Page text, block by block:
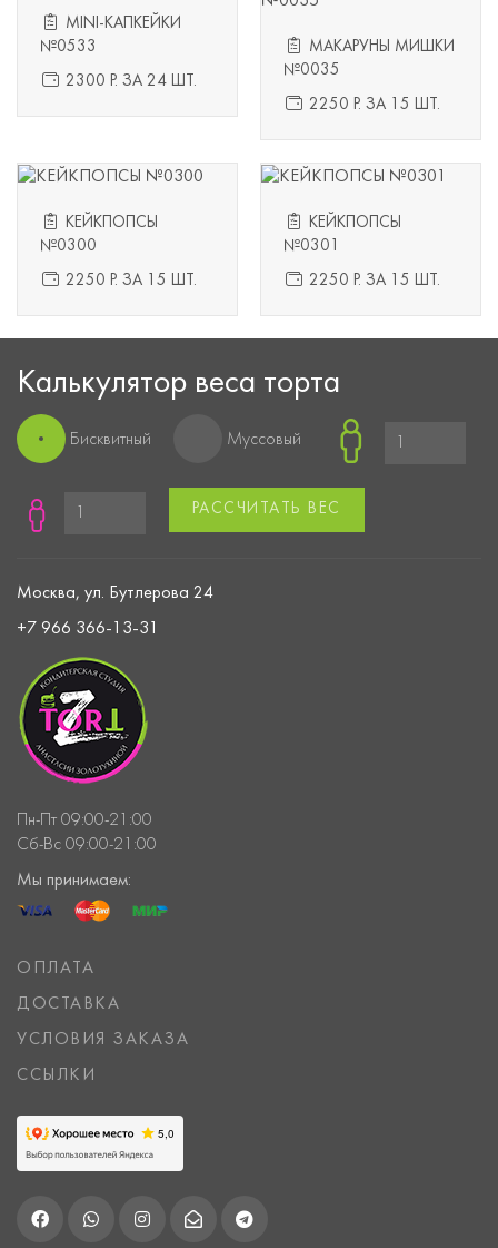
MINI-КАПКЕЙКИ
№0533
2300 Р. ЗА 24 ШТ.
МАКАРУНЫ МИШКИ
№0035
2250 Р. ЗА 15 ШТ.
КЕЙКПОПСЫ
№0300
2250 Р. ЗА 15 ШТ.
КЕЙКПОПСЫ
№0301
2250 Р. ЗА 15 ШТ.
Калькулятор веса торта
Бисквитный Муссовый
РАССЧИТАТЬ ВЕС
Москва, ул. Бутлерова 24
+7 966 366-13-31
Пн-Пт 09:00-21:00
Сб-Вс 09:00-21:00
Мы принимаем:
ОПЛАТА
ДОСТАВКА
УСЛОВИЯ ЗАКАЗА
ССЫЛКИ